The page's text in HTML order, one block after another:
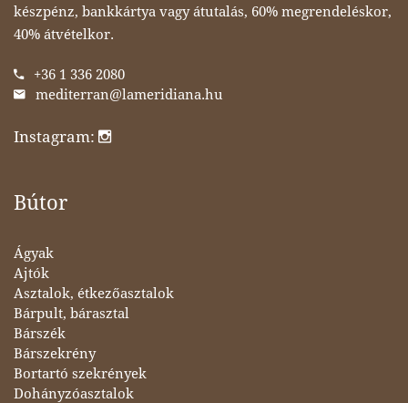
készpénz, bankkártya vagy átutalás, 60% megrendeléskor,
40% átvételkor.
+36 1 336 2080
mediterran@lameridiana.hu
Instagram:
Bútor
Ágyak
Ajtók
Asztalok, étkezőasztalok
Bárpult, bárasztal
Bárszék
Bárszekrény
Bortartó szekrények
Dohányzóasztalok